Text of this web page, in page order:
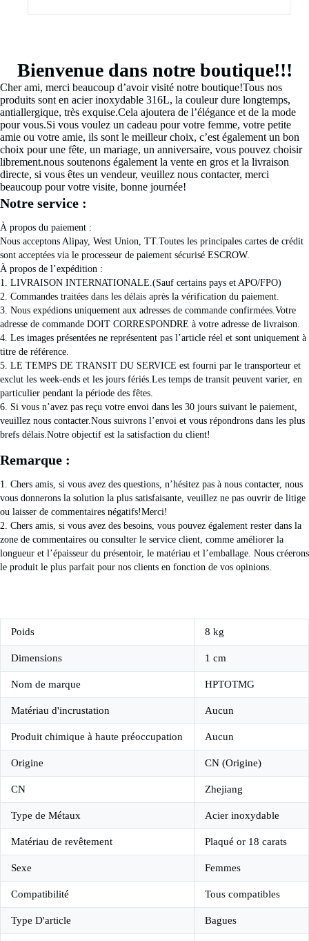
Bienvenue dans notre boutique!!!
Cher ami, merci beaucoup d’avoir visité notre boutique!Tous nos
produits sont en acier inoxydable 316L, la couleur dure longtemps,
antiallergique, très exquise.Cela ajoutera de l’élégance et de la mode
pour vous.Si vous voulez un cadeau pour votre femme, votre petite
amie ou votre amie, ils sont le meilleur choix, c’est également un bon
choix pour une fête, un mariage, un anniversaire, vous pouvez choisir
librement.nous soutenons également la vente en gros et la livraison
directe, si vous êtes un vendeur, veuillez nous contacter, merci
beaucoup pour votre visite, bonne journée!
Notre service :
À propos du paiement :
Nous acceptons Alipay, West Union, TT.Toutes les principales cartes de crédit
sont acceptées via le processeur de paiement sécurisé ESCROW.
À propos de l’expédition :
1. LIVRAISON INTERNATIONALE.(Sauf certains pays et APO/FPO)
2. Commandes traitées dans les délais après la vérification du paiement.
3. Nous expédions uniquement aux adresses de commande confirmées.Votre
adresse de commande DOIT CORRESPONDRE à votre adresse de livraison.
4. Les images présentées ne représentent pas l’article réel et sont uniquement à
titre de référence.
5. LE TEMPS DE TRANSIT DU SERVICE est fourni par le transporteur et
exclut les week-ends et les jours fériés.Les temps de transit peuvent varier, en
particulier pendant la période des fêtes.
6. Si vous n’avez pas reçu votre envoi dans les 30 jours suivant le paiement,
veuillez nous contacter.Nous suivrons l’envoi et vous répondrons dans les plus
brefs délais.Notre objectif est la satisfaction du client!
Remarque :
1. Chers amis, si vous avez des questions, n’hésitez pas à nous contacter, nous
vous donnerons la solution la plus satisfaisante, veuillez ne pas ouvrir de litige
ou laisser de commentaires négatifs!Merci!
2. Chers amis, si vous avez des besoins, vous pouvez également rester dans la
zone de commentaires ou consulter le service client, comme améliorer la
longueur et l’épaisseur du présentoir, le matériau et l’emballage. Nous créerons
le produit le plus parfait pour nos clients en fonction de vos opinions.
Poids 8 kg
Dimensions 1 cm
Nom de marque HPTOTMG
Matériau d'incrustation Aucun
Produit chimique à haute préoccupation Aucun
Origine CN (Origine)
CN Zhejiang
Type de Métaux Acier inoxydable
Matériau de revêtement Plaqué or 18 carats
Sexe Femmes
Compatibilité Tous compatibles
Type D'article Bagues